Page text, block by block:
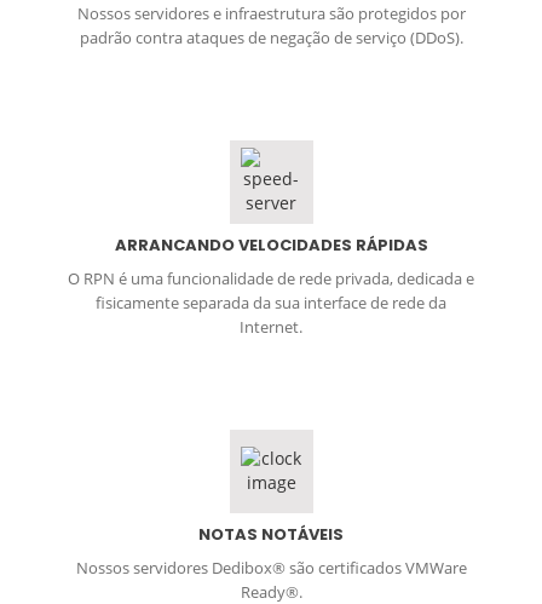
Nossos servidores e infraestrutura são protegidos por
padrão contra ataques de negação de serviço (DDoS).
ARRANCANDO VELOCIDADES RÁPIDAS
O RPN é uma funcionalidade de rede privada, dedicada e
fisicamente separada da sua interface de rede da
Internet.
NOTAS NOTÁVEIS
Nossos servidores Dedibox® são certificados VMWare
Ready®.